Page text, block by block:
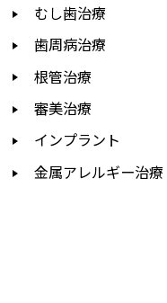
むし歯治療
歯周病治療
根管治療
審美治療
インプラント
金属アレルギー治療